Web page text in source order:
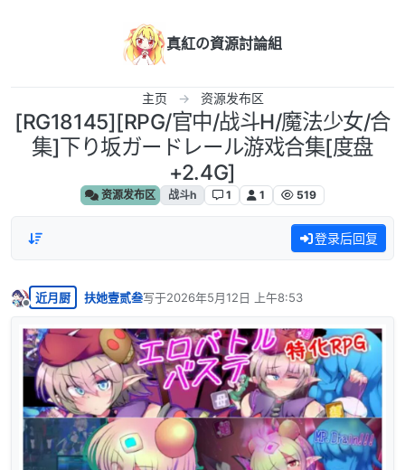
真紅の資源討論組
主页 资源发布区
[RG18145][RPG/官中/战斗H/魔法少女/合
集]下り坂ガードレール游戏合集[度盘
+2.4G]
资源发布区 战斗h 1 1 519
登录后回复
离线
近月厨 扶她壹贰叁写于2026年5月12日 上午8:53
最后由 编辑